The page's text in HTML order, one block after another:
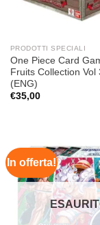
PRODOTTI SPECIALI
One Piece Card
Fruits Collection Vol
(ENG)
€35,00
In offerta!